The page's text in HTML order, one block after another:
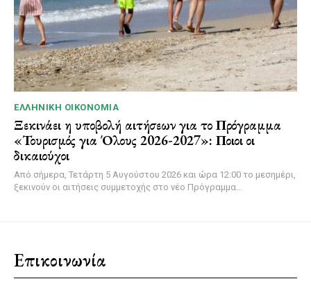
ΕΛΛΗΝΙΚΉ ΟΙΚΟΝΟΜΊΑ
Ξεκινάει η υποβολή αιτήσεων για το Πρόγραμμα
«Τουρισμός για Όλους 2026-2027»: Ποιοι οι
δικαιούχοι
Από σήμερα, Τετάρτη 5 Αυγούστου 2026 και ώρα 12:00 το μεσημέρι,
ξεκινούν οι αιτήσεις συμμετοχής στο νέο Πρόγραμμα...
Επικοινωνία